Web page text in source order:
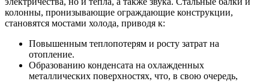
колонны, пронизывающие ограждающие конструкции,
становятся мостами холода, приводя к:
Повышенным теплопотерям и росту затрат на
отопление.
Образованию конденсата на охлажденных
металлических поверхностях, что, в свою очередь,